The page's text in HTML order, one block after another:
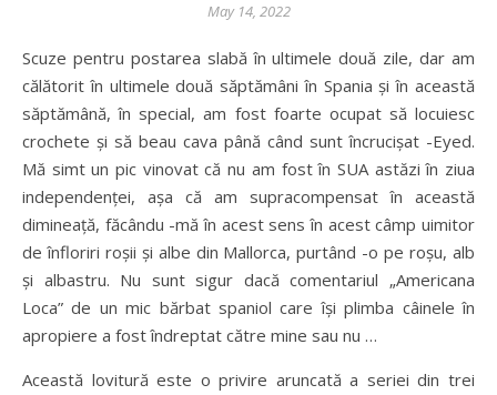
May 14, 2022
Scuze pentru postarea slabă în ultimele două zile, dar am
călătorit în ultimele două săptămâni în Spania și în această
săptămână, în special, am fost foarte ocupat să locuiesc
crochete și să beau cava până când sunt încrucișat -Eyed.
Mă simt un pic vinovat că nu am fost în SUA astăzi în ziua
independenței, așa că am supracompensat în această
dimineață, făcându -mă în acest sens în acest câmp uimitor
de înfloriri roșii și albe din Mallorca, purtând -o pe roșu, alb
și albastru. Nu sunt sigur dacă comentariul „Americana
Loca” de un mic bărbat spaniol care își plimba câinele în
apropiere a fost îndreptat către mine sau nu …
Această lovitură este o privire aruncată a seriei din trei